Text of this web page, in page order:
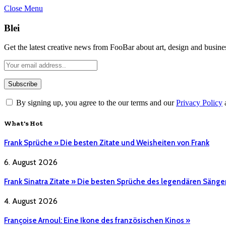
Close Menu
Blei
Get the latest creative news from FooBar about art, design and
By signing up, you agree to the our terms and ourPrivacy Policy
What's Hot
Frank Sprüche » Die besten Zitate und Weisheiten von Frank
6. August 2026
Frank Sinatra Zitate » Die besten Sprüche des legendären
4. August 2026
Françoise Arnoul: Eine Ikone des französischen Kinos »